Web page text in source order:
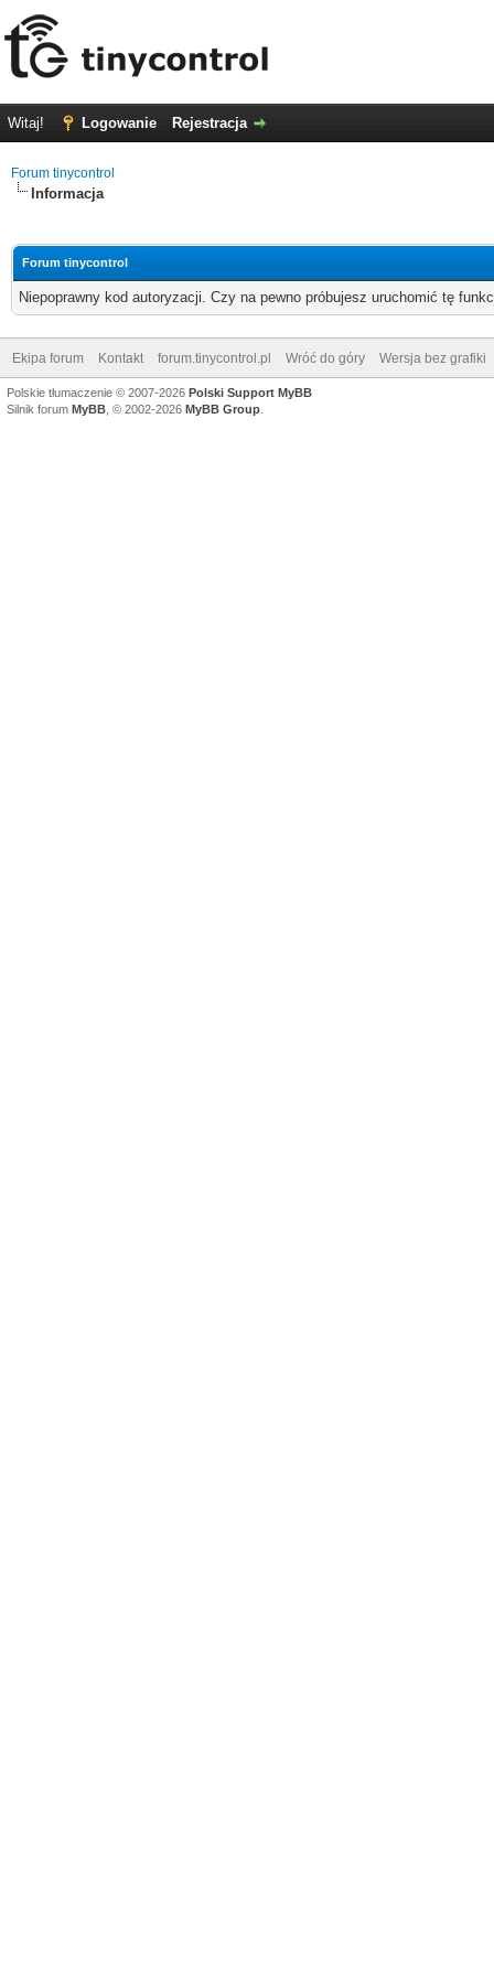
Witaj! Logowanie Rejestracja
Forum tinycontrol
Informacja
Forum tinycontrol
Niepoprawny kod autoryzacji. Czy na pewno próbujesz uruchomić tę
Ekipa forum Kontakt forum.tinycontrol.pl Wróć do góry Wersja bez grafiki
Polskie tłumaczenie © 2007-2026 Polski Support MyBB
Silnik forum MyBB , © 2002-2026 MyBB Group